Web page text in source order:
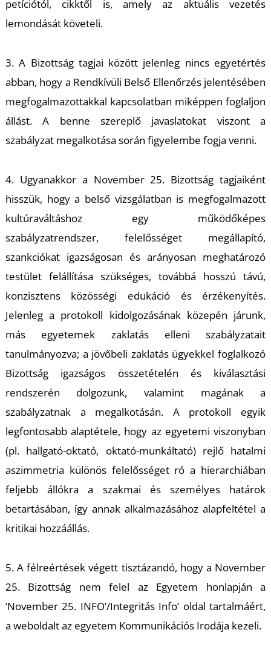
petíciótól, cikktől is, amely az aktuális vezetés
lemondását követeli.
3. A Bizottság tagjai között jelenleg nincs egyetértés
abban, hogy a Rendkívüli Belső Ellenőrzés jelentésében
megfogalmazottakkal kapcsolatban miképpen foglaljon
állást. A benne szereplő javaslatokat viszont a
szabályzat megalkotása során figyelembe fogja venni.
4. Ugyanakkor a November 25. Bizottság tagjaiként
hisszük, hogy a belső vizsgálatban is megfogalmazott
kultúraváltáshoz egy működőképes
szabályzatrendszer, felelősséget megállapító,
szankciókat igazságosan és arányosan meghatározó
testület felállítása szükséges, továbbá hosszú távú,
konzisztens közösségi edukáció és érzékenyítés.
Jelenleg a protokoll kidolgozásának közepén járunk,
más egyetemek zaklatás elleni szabályzatait
tanulmányozva; a jövőbeli zaklatás ügyekkel foglalkozó
Bizottság igazságos összetételén és kiválasztási
rendszerén dolgozunk, valamint magának a
szabályzatnak a megalkotásán. A protokoll egyik
legfontosabb alaptétele, hogy az egyetemi viszonyban
(pl. hallgató-oktató, oktató-munkáltató) rejlő hatalmi
aszimmetria különös felelősséget ró a hierarchiában
feljebb állókra a szakmai és személyes határok
betartásában, így annak alkalmazásához alapfeltétel a
kritikai hozzáállás.
5. A félreértések végett tisztázandó, hogy a November
25. Bizottság nem felel az Egyetem honlapján a
‘November 25. INFO’/Integritás Info’ oldal tartalmáért,
a weboldalt az egyetem Kommunikációs Irodája kezeli.